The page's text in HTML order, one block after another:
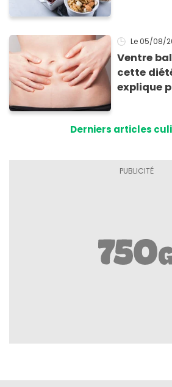
Le 05/08/
Ventre
cette
explique
Derniers articles